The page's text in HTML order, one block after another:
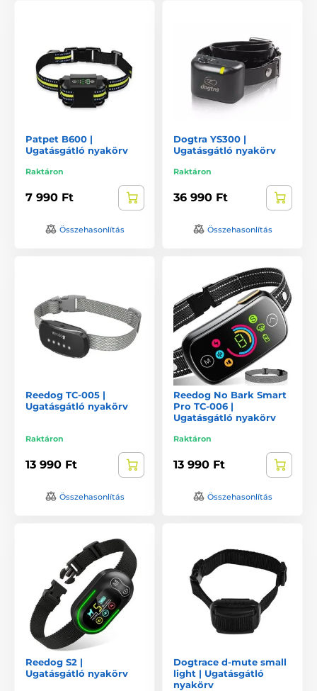
Patpet B600 |
Ugatásgátló nyakörv
Raktáron
7 990 Ft
Összehasonlítás
Dogtra YS300 |
Ugatásgátló nyakörv
Raktáron
36 990 Ft
Összehasonlítás
Reedog TC-005 |
Ugatásgátló nyakörv
Raktáron
13 990 Ft
Összehasonlítás
Reedog No Bark Smart
Pro TC-006 |
Ugatásgátló nyakörv
Raktáron
13 990 Ft
Összehasonlítás
Reedog S2 |
Ugatásgátló nyakörv
Dogtrace d-mute small
light | Ugatásgátló
nyakörv